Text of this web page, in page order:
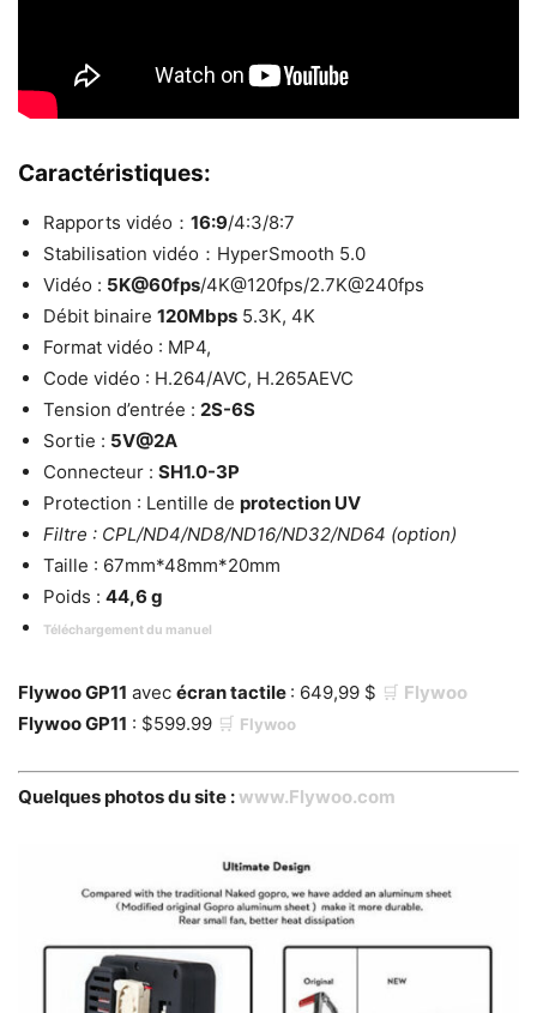
Caractéristiques:
Rapports vidéo： 16:9/4:3/8:7
Stabilisation vidéo：HyperSmooth 5.0
Vidéo : 5K@60fps/4K@120fps/2.7K@240fps
Débit binaire 120Mbps 5.3K, 4K
Format vidéo : MP4,
Code vidéo : H.264/AVC, H.265AEVC
Tension d’entrée : 2S-6S
Sortie : 5V@2A
Connecteur : SH1.0-3P
Protection : Lentille de protection UV
Filtre : CPL/ND4/ND8/ND16/ND32/ND64 (option)
Taille : 67mm*48mm*20mm
Poids : 44,6 g
Téléchargement du manuel
Flywoo GP11 avec écran tactile : 649,99 $ 🛒 Flywoo
Flywoo GP11 : $599.99 🛒 Flywoo
Quelques photos du site :www.Flywoo.com